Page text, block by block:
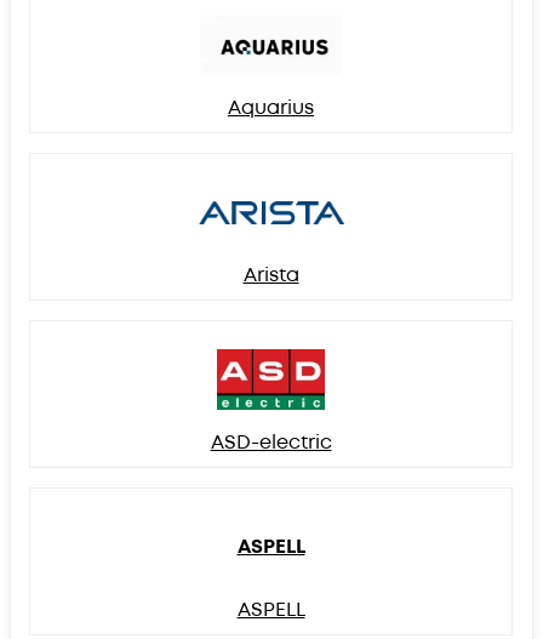
Aquarius
Arista
ASD-electric
ASPELL
ASPELL